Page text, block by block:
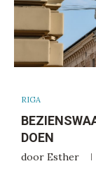
RIGA
DOEN
door Esther